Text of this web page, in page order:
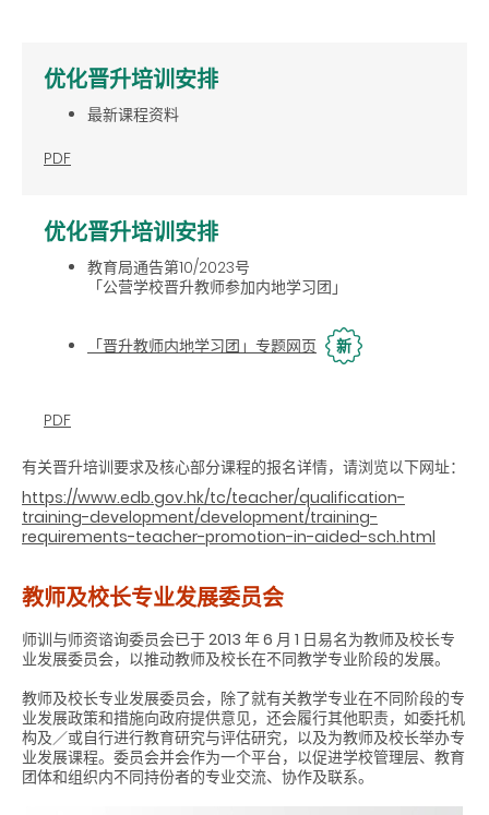
优化晋升培训安排
最新课程资料
PDF
优化晋升培训安排
教育局通告第10/2023号
「公营学校晋升教师参加内地学习团」
「晋升教师内地学习团」专题网页 新
PDF
有关晋升培训要求及核心部分课程的报名详情，请浏览以下网址：
https://www.edb.gov.hk/tc/teacher/qualification-
training-development/development/training-
requirements-teacher-promotion-in-aided-sch.html
教师及校长专业发展委员会
师训与师资谘询委员会已于 2013 年 6 月 1 日易名为教师及校长专
业发展委员会，以推动教师及校长在不同教学专业阶段的发展。
教师及校长专业发展委员会，除了就有关教学专业在不同阶段的专
业发展政策和措施向政府提供意见，还会履行其他职责，如委托机
构及／或自行进行教育研究与评估研究，以及为教师及校长举办专
业发展课程。委员会并会作为一个平台，以促进学校管理层、教育
团体和组织内不同持份者的专业交流、协作及联系。